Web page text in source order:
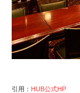
引用： HUB公式HP